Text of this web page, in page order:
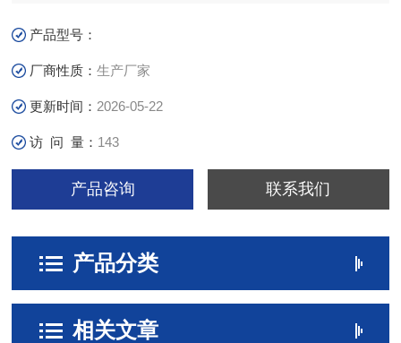
产品型号：
厂商性质：生产厂家
更新时间： 2026-05-22
访 问 量： 143
产品咨询 联系我们
产品分类
相关文章